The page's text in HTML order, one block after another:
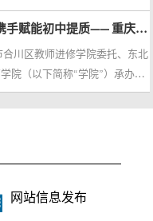
齐聚“中国夏都”，将先后完成
外跟岗研修的系统化培训，...
”第一期，在青海省西宁市正
80名乡村小学道德与法治专兼
本次“6天省内集中研修+9天省
式专业成长之旅。此次专项
方针，精准聚焦乡村思政教育
聚智共研中考改革，携手赋能初中提质—— 重庆合川中考改革与初中三年提质行动专项培训在我院圆满结业
合川区教师进修学院委托、东北
院（以下简称“学院”）承办的
行动专项培训”在长春圆满落下
致欢迎辞，系统介绍了东北师
势。...
网站信息发布